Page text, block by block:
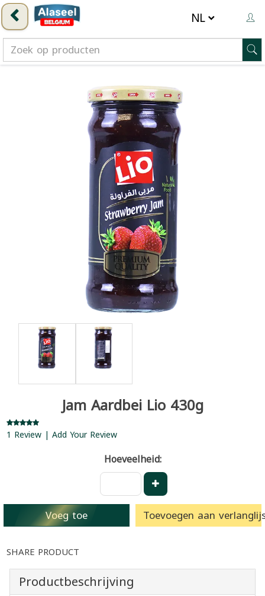
Jam Aardbei Lio 430g
1 Review | Add Your Review
Hoeveelheid:
Voeg toe Toevoegen aan
SHARE PRODUCT
Productbeschrijving